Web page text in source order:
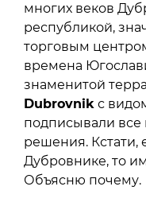
многих веков
республикой,
торговым
времена
знаменитой
Dubrovnik с
подписывали все
решения. Кстати,
Дубровнике, то
Объясню почему.